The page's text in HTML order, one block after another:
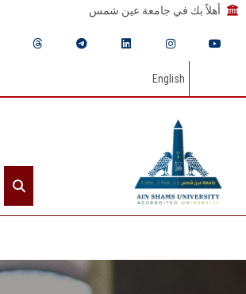
أهلاً بك في جامعة عين شمس
English